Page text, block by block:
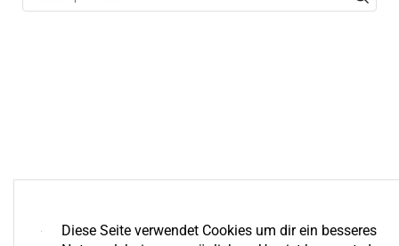
Diese Seite verwendet Cookies um dir ein besseres